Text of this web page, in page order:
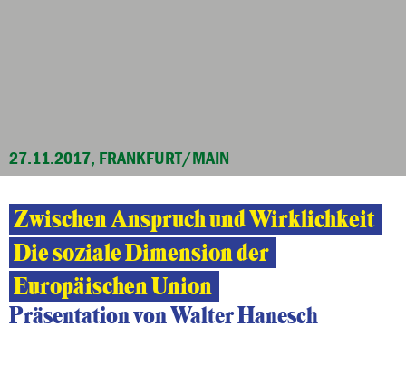
27.11.2017, FRANKFURT/MAIN
Zwischen Anspruch und Wirklichkeit
Die soziale Dimension der
Europäischen Union
Präsentation von Walter Hanesch